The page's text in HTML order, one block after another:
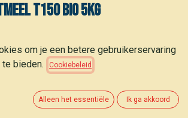
T150 bio 5kg
AAN WINKELMANDJE
om je een betere gebruikerservaring
bieden.
Cookiebeleid
Alleen het essentiële Ik ga akkoord